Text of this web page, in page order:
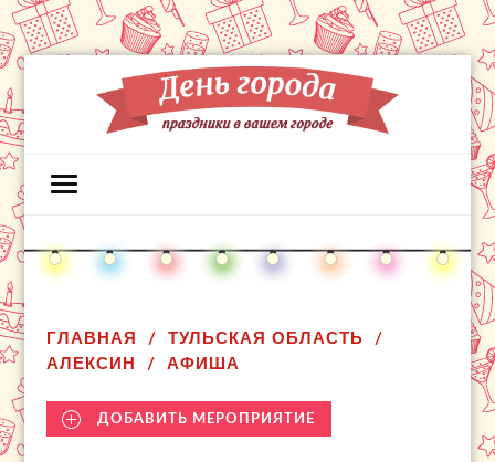
ГЛАВНАЯ
ТУЛЬСКАЯ ОБЛАСТЬ
АЛЕКСИН
АФИША
ДОБАВИТЬ МЕРОПРИЯТИЕ